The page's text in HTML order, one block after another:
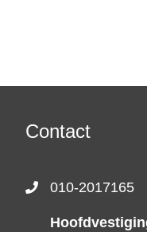
Contact
010-2017165